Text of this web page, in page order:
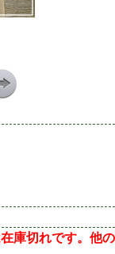
庫切れです。他の